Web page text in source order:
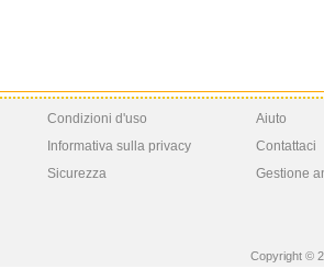
Condizioni d'uso
Informativa sulla privacy
Sicurezza
Aiuto
Contattaci
Gestione
Copyright ©